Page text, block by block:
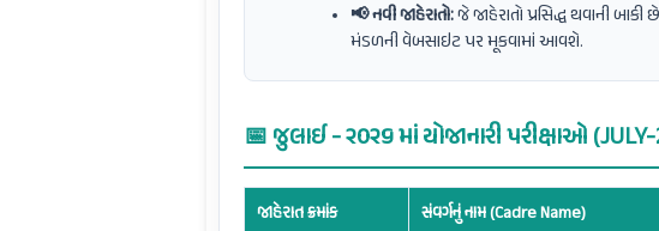
📢 નવી જાહેરાતો:જે જાહેરાતો પ્રસિદ્ધ થવાની
મંડળની વેબસાઇટ પર મૂકવામાં આવશે.
📅 જુલાઈ - ૨૦૨૬ માં યોજાનારી પરીક્ષાઓ
જાહેરાત ક્રમાંક સંવર્ગનું નામ (Cadre Name)